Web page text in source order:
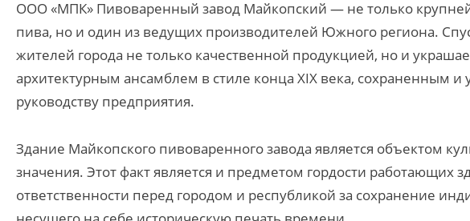
ООО «МПК» Пивоваренный завод Майкопский — не только
пива, но и один из ведущих производителей Южного региона.
жителей города не только качественной продукцией, но и
архитектурным ансамблем в стиле конца XIX века, сохраненным
руководству предприятия.
Здание Майкопского пивоваренного завода является объектом
значения. Этот факт является и предметом гордости работающих
ответственности перед городом и республикой за сохранение